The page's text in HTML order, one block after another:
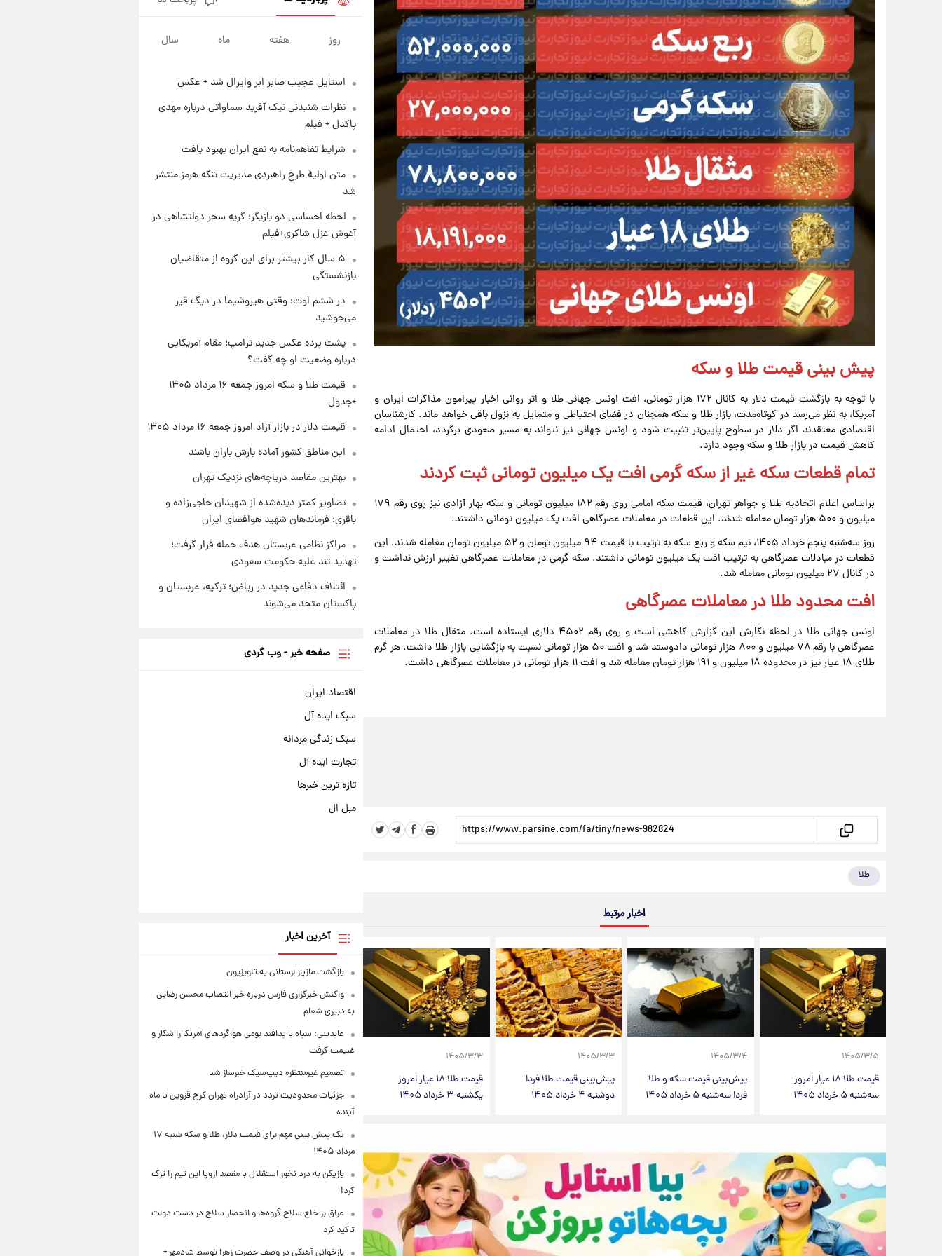
پیش ‌بینی قیمت طلا و سکه
با توجه به بازگشت قیمت دلار به کانال ۱۷۲ هزار تومانی، افت اونس جهانی طلا و اثر روانی اخبار پیرامون مذاکرات ایران و
آمریکا، به نظر می‌رسد در کوتاه‌مدت، بازار طلا و سکه همچنان در فضای احتیاطی و متمایل به نزول باقی خواهد ماند. کارشناسان
اقتصادی معتقدند اگر دلار در سطوح پایین‌تر تثبیت شود و اونس جهانی نیز نتواند به مسیر صعودی برگردد، احتمال ادامه
کاهش قیمت در بازار طلا و سکه وجود دارد.
تمام قطعات سکه غیر از سکه گرمی افت یک میلیون تومانی ثبت کردند
براساس اعلام اتحادیه طلا و جواهر تهران، قیمت سکه امامی روی رقم ۱۸۲ میلیون تومانی و سکه بهار آزادی نیز روی رقم ۱۷۹
میلیون و ۵۰۰ هزار تومان معامله شدند. این قطعات در معاملات عصرگاهی افت یک میلیون تومانی داشتند.
روز سه‌شنبه پنجم خرداد ۱۴۰۵، نیم سکه و ربع سکه به ترتیب با قیمت ۹۴ میلیون تومان و ۵۲ میلیون تومان معامله شدند. این
قطعات در مبادلات عصرگاهی به ترتیب افت یک میلیون تومانی داشتند. سکه گرمی در معاملات عصرگاهی تغییر ارزش نداشت و
در کانال ۲۷ میلیون تومانی معامله شد.
افت محدود طلا در معاملات عصرگاهی
اونس جهانی طلا در لحظه نگارش این گزارش کاهشی است و روی رقم ۴۵۰۲ دلاری ایستاده است. مثقال طلا در معاملات
عصرگاهی با رقم ۷۸ میلیون و ۸۰۰ هزار تومانی دادوستد شد و افت ۵۰ هزار تومانی نسبت به بازگشایی بازار طلا داشت. هر گرم
طلای ۱۸ عیار نیز در محدوده ۱۸ میلیون و ۱۹۱ هزار تومان معامله شد و افت ۱۱ هزار تومانی در معاملات عصرگاهی داشت.
طلا
اخبار مرتبط
۱۴۰۵/۳/۵
قیمت طلا ۱۸ عیار امروز
سه‌شنبه ۵ خرداد ۱۴۰۵
۱۴۰۵/۳/۴
پیش‌بینی قیمت سکه و طلا
فردا سه‌شنبه ۵ خرداد ۱۴۰۵
۱۴۰۵/۳/۳
پیش‌بینی قیمت طلا فردا
دوشنبه ۴ خرداد ۱۴۰۵
۱۴۰۵/۳/۳
قیمت طلا ۱۸ عیار امروز
یکشنبه ۳ خرداد ۱۴۰۵
جزئیات فعال‌سازی «کیف پول
ایران» اعلام شد+فیلم
۱ روز پیش
۱۵ مرداد ۱۴۰۵ +جدول
قیمت طلا و سکه امروز پنجشنبه
شارژ جدید کالابرگ برای سه
دهک؛ جزئیات اعلام شد
روز هفته ماه سال
استایل عجیب صابر ابر وایرال شد + عکس
نظرات شنیدنی نیک آفرید سماواتی درباره مهدی
پاکدل + فیلم
شرایط تفاهم‌نامه به نفع ایران بهبود یافت
متن اولیۀ طرح راهبردی مدیریت تنگه هرمز منتشر
شد
لحظه احساسی دو بازیگر؛ گریه سحر دولتشاهی در
آغوش غزل شاکری+فیلم
۵ سال کار بیشتر برای این گروه از متقاضیان
بازنشستگی
در ششم اوت؛ وقتی هیروشیما در دیگ قیر
می‌جوشید
پشت پرده عکس جدید ترامپ؛ مقام آمریکایی
درباره وضعیت او چه گفت؟
قیمت طلا و سکه امروز جمعه ۱۶ مرداد ۱۴۰۵
+جدول
قیمت دلار در بازار آزاد امروز جمعه ۱۶ مرداد ۱۴۰۵
این مناطق کشور آماده بارش باران باشند
بهترین مقاصد دریاچه‌های نزدیک تهران
تصاویر کمتر دیده‌شده از شهیدان حاجی‌زاده و
باقری؛ فرماندهان شهید هوافضای ایران
مراکز نظامی عربستان هدف حمله قرار گرفت؛
تهدید تند علیه حکومت سعودی
ائتلاف دفاعی جدید در ریاض؛ ترکیه، عربستان و
پاکستان متحد می‌شوند
صفحه خبر - وب گردی
اقتصاد ایران
سبک ایده آل
سبک زندگی مردانه
تجارت ایده آل
تازه ترین خبرها
مبل ال
آخرین اخبار
بازگشت مازیار لرستانی به تلویزیون
واکنش خبرگزاری فارس درباره خبر انتصاب محسن رضایی
به دبیری شعام
عابدینی: سپاه با پدافند بومی هواگردهای آمریکا را شکار و
غنیمت گرفت
تصمیم غیرمنتظره دیپ‌سیک خبرساز شد
جزئیات محدودیت تردد در آزادراه تهران کرج قزوین تا ماه
آینده
یک پیش ‌بینی مهم برای قیمت دلار، طلا و سکه شنبه ۱۷
مرداد ۱۴۰۵
بازیکن به درد نخور استقلال با مقصد اروپا این تیم را ترک
کرد!
عراق بر خلع سلاح گروه‌ها و انحصار سلاح در دست دولت
تاکید کرد
بازخوانی آهنگی در وصف حضرت زهرا توسط شادمهر +